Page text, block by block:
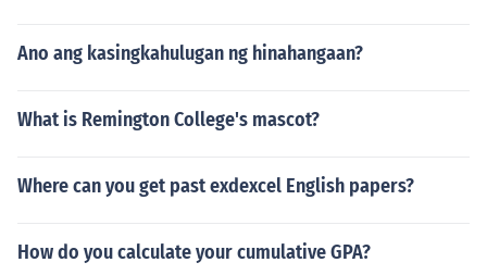
Ano ang kasingkahulugan ng hinahangaan?
What is Remington College's mascot?
Where can you get past exdexcel English papers?
How do you calculate your cumulative GPA?